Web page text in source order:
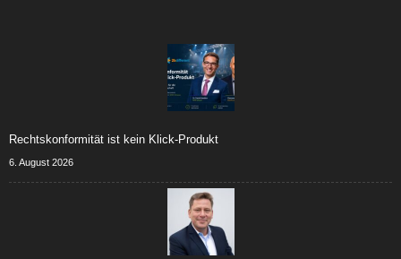
Rechtskonformität ist kein Klick-Produkt
6. August 2026